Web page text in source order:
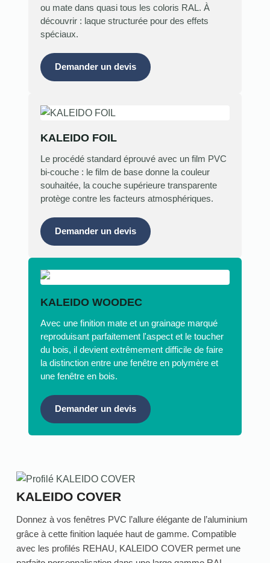
ou mate dans quasi tous les coloris RAL. À
découvrir : laque structurée pour des effets
spéciaux.
Demander un devis
KALEIDO FOIL
Le procédé standard éprouvé avec un film PVC
bi-couche : le film de base donne la couleur
souhaitée, la couche supérieure transparente
protège contre les facteurs atmosphériques.
Demander un devis
KALEIDO WOODEC
Avec une finition mate et un grainage marqué
reproduisant parfaitement l'aspect et le toucher
du bois, il devient extrêmement difficile de faire
la distinction entre une fenêtre en polymère et
une fenêtre en bois.
Demander un devis
KALEIDO COVER
Donnez à vos fenêtres PVC l’allure élégante de l’aluminium
grâce à cette finition laquée haut de gamme. Compatible
avec les profilés REHAU, KALEIDO COVER permet une